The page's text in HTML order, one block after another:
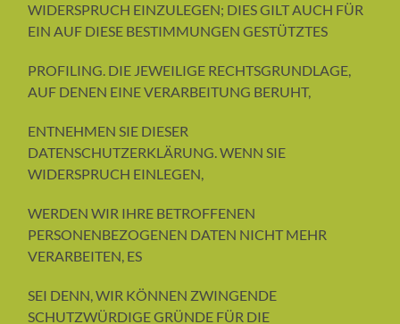
WIDERSPRUCH EINZULEGEN; DIES GILT AUCH FÜR
EIN AUF DIESE BESTIMMUNGEN GESTÜTZTES
PROFILING. DIE JEWEILIGE RECHTSGRUNDLAGE,
AUF DENEN EINE VERARBEITUNG BERUHT,
ENTNEHMEN SIE DIESER
DATENSCHUTZERKLÄRUNG. WENN SIE
WIDERSPRUCH EINLEGEN,
WERDEN WIR IHRE BETROFFENEN
PERSONENBEZOGENEN DATEN NICHT MEHR
VERARBEITEN, ES
SEI DENN, WIR KÖNNEN ZWINGENDE
SCHUTZWÜRDIGE GRÜNDE FÜR DIE